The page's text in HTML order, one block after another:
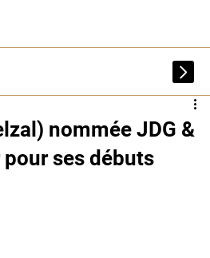
nommée JDG &
ses débuts